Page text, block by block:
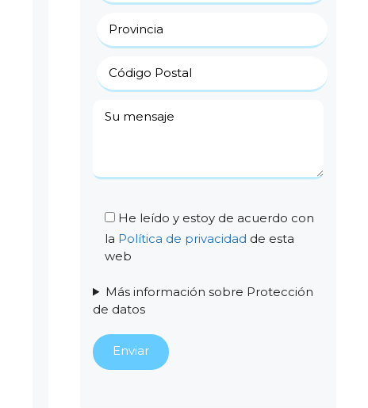
He leído y estoy de acuerdo con
la Política de privacidad de esta
web
Más información sobre Protección
de datos